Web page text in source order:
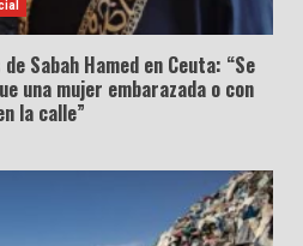
Sabah Hamed en Ceuta: “Se
una mujer embarazada o con
la calle”